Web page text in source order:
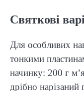
Святкові
Для особливих
тонкими
начинку: 200 г
дрібно